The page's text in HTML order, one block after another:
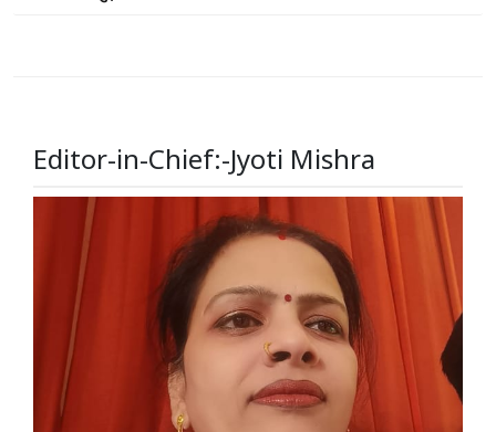
Editor-in-Chief:-Jyoti Mishra